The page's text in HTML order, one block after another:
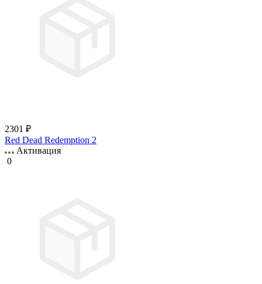
2301 ₽
Red Dead Redemption 2
Активация
0